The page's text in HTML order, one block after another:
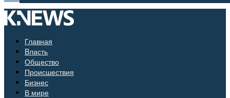
Главная
Bласть
Общество
Происшествия
Бизнес
В мире